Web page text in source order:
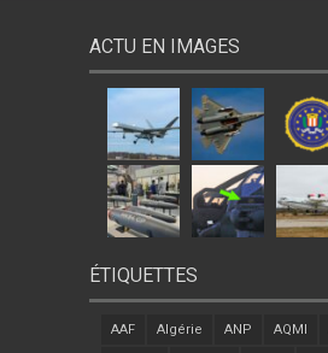
ACTU EN IMAGES
ÉTIQUETTES
AAF Algérie ANP AQMI